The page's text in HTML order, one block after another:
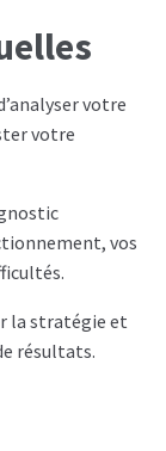
votre
votre
vos
la stratégie et
résultats.